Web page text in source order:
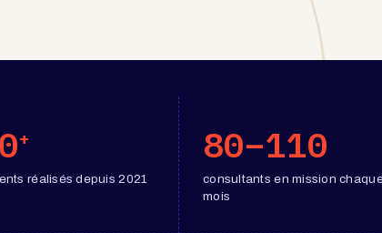
+
réalisés depuis 2021
80–110
consultants en mission
mois